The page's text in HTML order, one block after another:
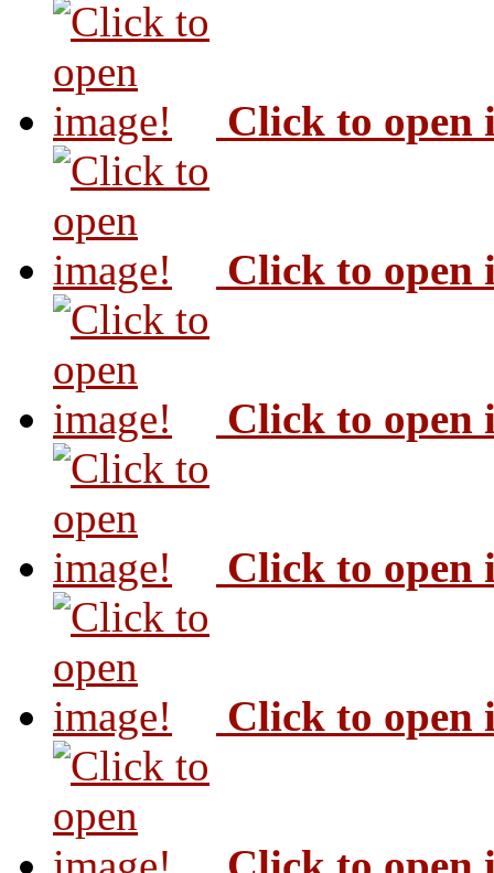
Click to open
Click to open
Click to open
Click to open
Click to open